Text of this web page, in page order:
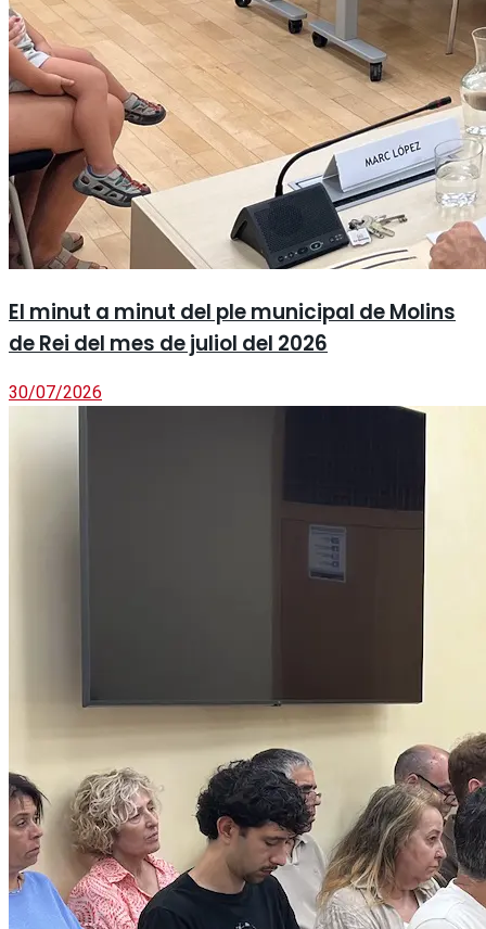
El minut a minut del ple municipal de Molins
de Rei del mes de juliol del 2026
30/07/2026